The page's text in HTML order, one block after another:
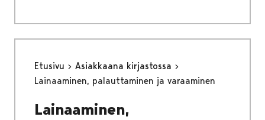
Etusivu
Asiakkaana kirjastossa
Lainaaminen, palauttaminen ja varaaminen
Lainaaminen,